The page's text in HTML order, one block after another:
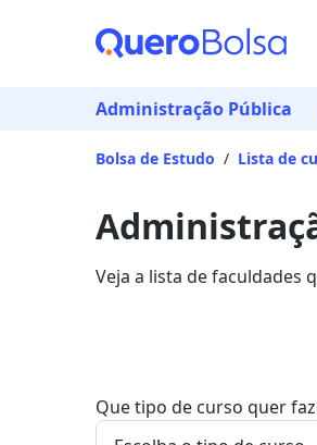
Administração Pública
Bolsa de Estudo / Lista de
Veja a lista de faculdades
Que tipo de curso quer